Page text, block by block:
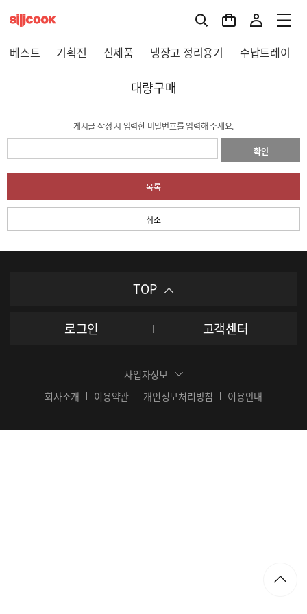
베스트 기획전 신제품 냉장고 정리용기 수납트레이
대량구매
게시글 작성 시 입력한 비밀번호를 입력해 주세요.
확인
목록
취소
TOP
로그인 고객센터
사업자정보
회사소개
이용약관 개인정보처리방침 이용안내